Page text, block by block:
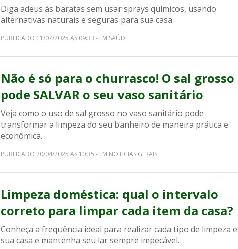
Diga adeus às baratas sem usar sprays químicos, usando
alternativas naturais e seguras para sua casa
PUBLICADO 11/07/2025 AS 09:33 - EM SAÚDE
Não é só para o churrasco! O sal grosso
pode SALVAR o seu vaso sanitário
Veja como o uso de sal grosso no vaso sanitário pode
transformar a limpeza do seu banheiro de maneira prática e
econômica.
PUBLICADO 20/04/2025 AS 10:35 - EM NOTICIAS GERAIS
Limpeza doméstica: qual o intervalo
correto para limpar cada item da casa?
Conheça a frequência ideal para realizar cada tipo de limpeza
sua casa e mantenha seu lar sempre impecável.